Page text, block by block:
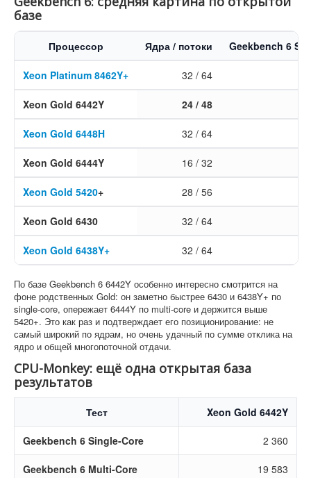
базе
Процессор Ядра / потоки Geekbench 6
Xeon Platinum 8462Y+ 32 / 64
Xeon Gold 6442Y 24 / 48
Xeon Gold 6448H 32 / 64
Xeon Gold 6444Y 16 / 32
Xeon Gold 5420+ 28 / 56
Xeon Gold 6430 32 / 64
Xeon Gold 6438Y+ 32 / 64
По базе Geekbench 6 6442Y особенно интересно смотрится на
фоне родственных Gold: он заметно быстрее 6430 и 6438Y+ по
single-core, опережает 6444Y по multi-core и держится выше
5420+. Это как раз и подтверждает его позиционирование: не
самый широкий по ядрам, но очень удачный по сумме отклика на
ядро и общей многопоточной отдачи.
CPU-Monkey: ещё одна открытая база
результатов
Тест Xeon Gold 6442Y
Geekbench 6 Single-Core 2 360
Geekbench 6 Multi-Core 19 583